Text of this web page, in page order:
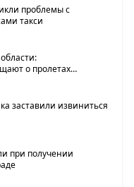
проблемы с
такси
о пролетах
заставили извиниться
при получении